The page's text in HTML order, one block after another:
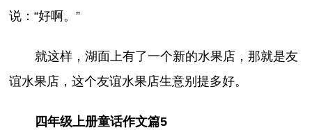
说：“好啊。”
就这样，湖面上有了一个新的水果店，那就是友
谊水果店，这个友谊水果店生意别提多好。
四年级上册童话作文篇5